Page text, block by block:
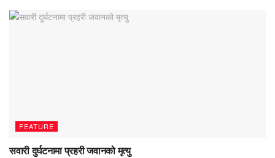
FEATURE
सवारी दुर्घटनामा प्रहरी जवानको मृत्यु